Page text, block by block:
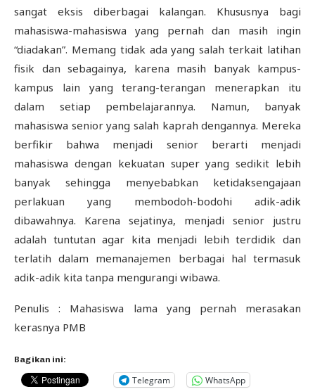
sangat eksis diberbagai kalangan. Khususnya bagi
mahasiswa-mahasiswa yang pernah dan masih ingin
“diadakan”. Memang tidak ada yang salah terkait latihan
fisik dan sebagainya, karena masih banyak kampus-
kampus lain yang terang-terangan menerapkan itu
dalam setiap pembelajarannya. Namun, banyak
mahasiswa senior yang salah kaprah dengannya. Mereka
berfikir bahwa menjadi senior berarti menjadi
mahasiswa dengan kekuatan super yang sedikit lebih
banyak sehingga menyebabkan ketidaksengajaan
perlakuan yang membodoh-bodohi adik-adik
dibawahnya. Karena sejatinya, menjadi senior justru
adalah tuntutan agar kita menjadi lebih terdidik dan
terlatih dalam memanajemen berbagai hal termasuk
adik-adik kita tanpa mengurangi wibawa.
Penulis : Mahasiswa lama yang pernah merasakan
kerasnya PMB
Bagikan ini:
Telegram WhatsApp